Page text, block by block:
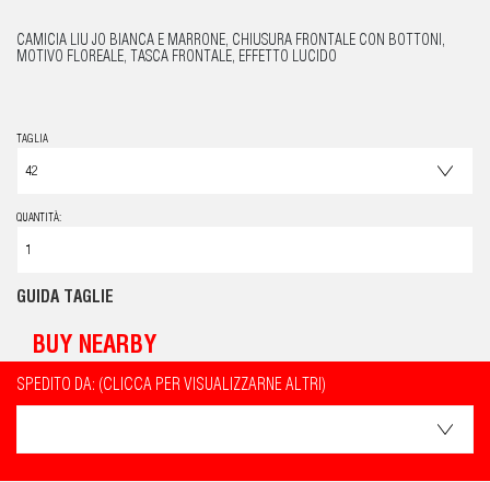
CAMICIA LIU JO BIANCA E MARRONE, CHIUSURA FRONTALE CON BOTTONI,
MOTIVO FLOREALE, TASCA FRONTALE, EFFETTO LUCIDO
TAGLIA
QUANTITÀ:
GUIDA TAGLIE
BUY NEARBY
SPEDITO DA: (CLICCA PER VISUALIZZARNE ALTRI)